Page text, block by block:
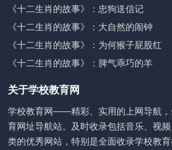
《十二生肖的故事》：忠狗送信记
《十二生肖的故事》：大自然的闹钟
《十二生肖的故事》：为何猴子屁股红
《十二生肖的故事》：脾气乖巧的羊
关于学校教育网
学校教育网——精彩、实用的上网导航，
育网址导航站。及时收录包括音乐、视
类的优秀网站，特别是全面收录学校教